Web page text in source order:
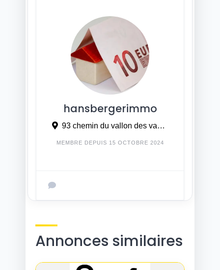
hansbergerimmo
93 chemin du vallon des vaux 06800 Cagnes sur mer
MEMBRE DEPUIS 15 OCTOBRE 2024
Annonces similaires